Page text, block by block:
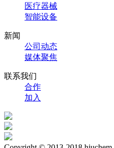
医疗器械
智能设备
新闻
公司动态
媒体聚焦
联系我们
合作
加入